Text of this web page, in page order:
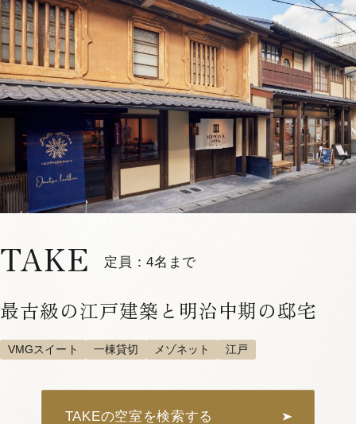
プラン内容を詳しく見る
TAKE 定員：4名まで
最古級の江戸建築と明治中期の邸宅
VMGスイート 一棟貸切 メゾネット 江戸
TAKEの空室を検索する
1 5
OKI 205定員：2名まで
VMGグランド 中庭が見える メゾネット
一人旅におすすめ
檜風呂
お部屋お任せ 江戸
詳しく見る 空室確認・ご予約